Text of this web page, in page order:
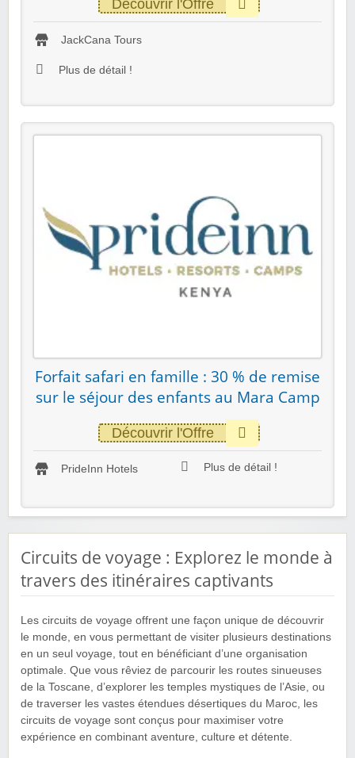
Découvrir l'Offre
JackCana Tours
Plus de détail !
Forfait safari en famille : 30 % de remise
sur le séjour des enfants au Mara Camp
Découvrir l'Offre
PrideInn Hotels Plus de détail !
Circuits de voyage : Explorez le monde à
travers des itinéraires captivants
Les circuits de voyage offrent une façon unique de découvrir
le monde, en vous permettant de visiter plusieurs destinations
en un seul voyage, tout en bénéficiant d’une organisation
optimale. Que vous rêviez de parcourir les routes sinueuses
de la Toscane, d’explorer les temples mystiques de l’Asie, ou
de traverser les vastes étendues désertiques du Maroc, les
circuits de voyage sont conçus pour maximiser votre
expérience en combinant aventure, culture et détente.